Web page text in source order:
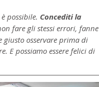
possibile. Concediti la
fare gli stessi errori, fanne
osservare prima di
E possiamo essere felici di